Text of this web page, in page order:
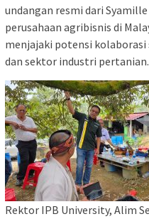
undangan resmi dari Syamille
perusahaan agribisnis di
menjajaki potensi
dan sektor industri pertanian.
Rektor IPB University, Alim